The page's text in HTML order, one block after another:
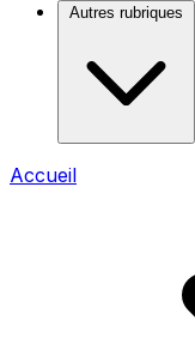
Autres rubriques
Accueil